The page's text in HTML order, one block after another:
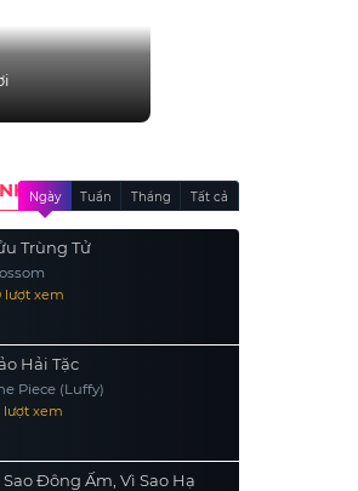
Ngày Tuần Tháng Tất cả
Trùng Tử
lượt xem
Hải Tặc
Piece (Luffy)
lượt xem
Sao Đông Ấm, Vì Sao Hạ